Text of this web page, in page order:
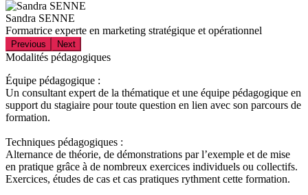
Sandra SENNE
Formatrice experte en marketing stratégique et opérationnel
Previous Next
Modalités pédagogiques
Équipe pédagogique :
Un consultant expert de la thématique et une équipe pédagogique en
support du stagiaire pour toute question en lien avec son parcours de
formation.
Techniques pédagogiques :
Alternance de théorie, de démonstrations par l’exemple et de mise
en pratique grâce à de nombreux exercices individuels ou collectifs.
Exercices, études de cas et cas pratiques rythment cette formation.